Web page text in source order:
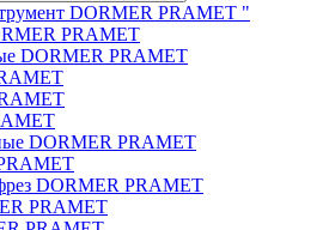
DORMER PRAMET "
PRAMET
DORMER PRAMET
DORMER PRAMET
DORMER PRAMET
PRAMET